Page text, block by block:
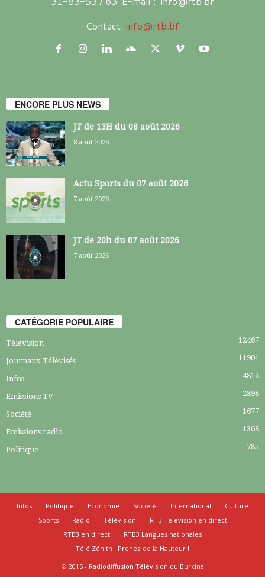
Contact: info@rtb.bf
ENCORE PLUS NEWS
JT de 13H du 08 août 2026
8 août 2026
Actu Sports du 07 août 2026
7 août 2026
JT de 20h du 07 août 2026
7 août 2026
CATÉGORIE POPULAIRE
Télévision 12467
Journaux Télévisés 11901
Infos 4812
Emissions TV 2898
Société 1677
Emissions radio 1368
Politique 785
Infos Politique Economie Société International
Culture
Sports
Radio Télévision
RTB Télévision en direct
RTB3 en direct
RTB3 Langues nationales
Télé Zénith : Prenez de la Hauteur !
© 2015 - Radiodiffusion Télévision du Burkina